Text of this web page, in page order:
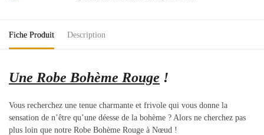
Fiche Produit Description
Une Robe Bohème Rouge !
Vous recherchez une tenue charmante et frivole qui vous donne la
sensation de n’être qu’une déesse de la bohème ? Alors ne cherchez pas
plus loin que notre Robe Bohème Rouge à Nœud !